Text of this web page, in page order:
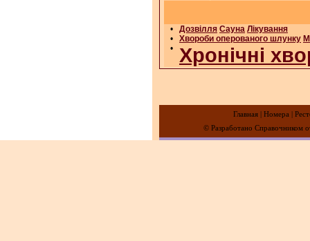
• Дозвілля Сауна Лікування
•
Хвороби оперованого шлунку
•
Хронічні
Главная | Номера |
© Разработано Справочником